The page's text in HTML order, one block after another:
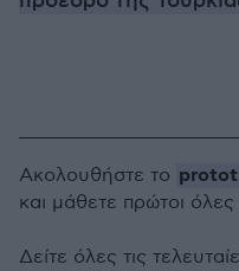
Ακολουθήστε το
και μάθετε πρώτοι όλες
Δείτε όλες τις